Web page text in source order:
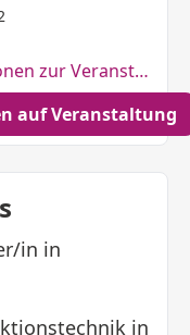
Mehr Informationen zur Veranstaltung
auf Veranstaltung
in in
in